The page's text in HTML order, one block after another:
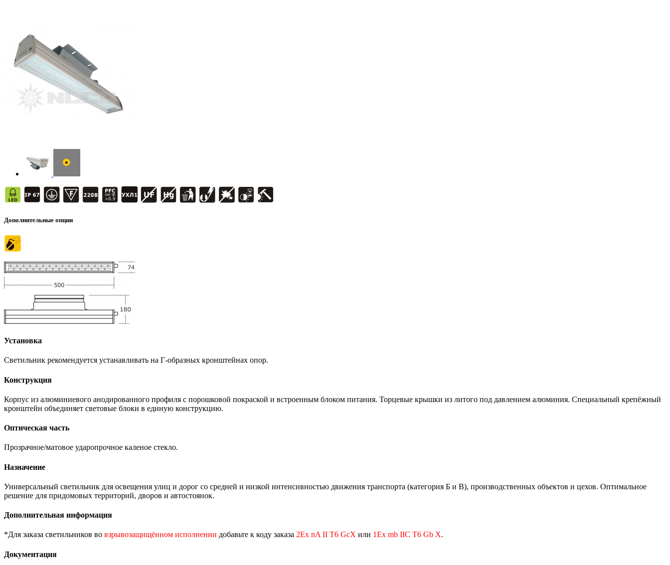
Дополнительные опции
Установка
Светильник рекомендуется устанавливать на Г-образных кронштейнах опор.
Конструкция
Корпус из алюминиевого анодированного профиля с порошковой покраской и встроенным блоком питания. Торцевые крышки из литого под давлением алюминия. Специальный крепёжный
кронштейн объединяет световые блоки в единую конструкцию.
Оптическая часть
Прозрачное/матовое ударопрочное каленое стекло.
Назначение
Универсальный светильник для освещения улиц и дорог со средней и низкой интенсивностью движения транспорта (категория Б и В), производственных объектов и цехов. Оптимальное
решение для придомовых территорий, дворов и автостоянок.
Дополнительная информация
*Для заказа светильников во взрывозащищённом исполнении добавьте к коду заказа 2Ех nA II T6 GcX или 1Ex mb IIC T6 Gb X.
Документация